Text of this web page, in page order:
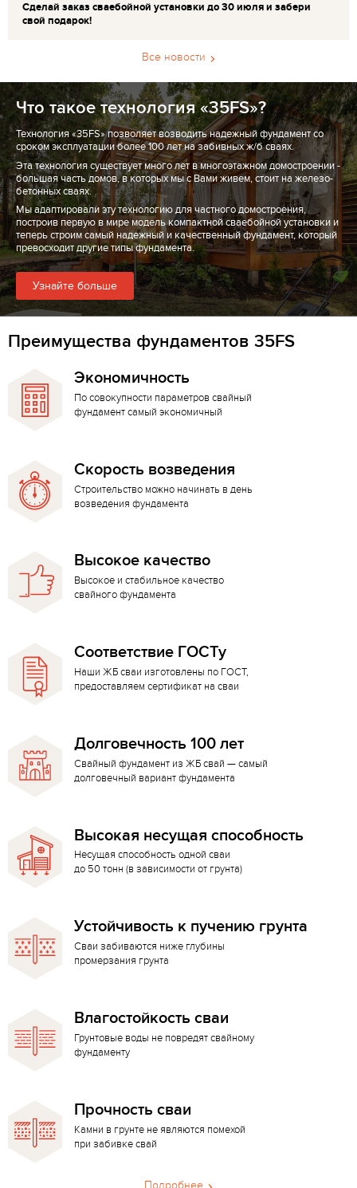
Сделай заказ сваебойной установки до 30 июля и забери
свой подарок!
Все новости
Что такое технология «35FS»?
Технология «35FS» позволяет возводить надежный фундамент со
сроком эксплуатации более 100 лет на забивных ж/б сваях.
Эта технология существует много лет в многоэтажном домостроении -
большая часть домов, в которых мы с Вами живем, стоит на железо-
бетонных сваях.
Мы адаптировали эту технологию для частного домостроения,
построив первую в мире модель компактной сваебойной установки и
теперь строим самый надежный и качественный фундамент, который
превосходит другие типы фундамента.
Узнайте больше
Преимущества фундаментов 35FS
Экономичность
По совокупности параметров свайный
фундамент самый экономичный
Скорость возведения
Строительство можно начинать в день
возведения фундамента
Высокое качество
Высокое и стабильное качество
свайного фундамента
Соответствие ГОСТу
Наши ЖБ сваи изготовлены по ГОСТ,
предоставляем сертификат на сваи
Долговечность 100 лет
Свайный фундамент из ЖБ свай — самый
долговечный вариант фундамента
Высокая несущая способность
Несущая способность одной сваи
до 50 тонн (в зависимости от грунта)
Устойчивость к пучению грунта
Сваи забиваются ниже глубины
промерзания грунта
Влагостойкость сваи
Грунтовые воды не повредят свайному
фундаменту
Прочность сваи
Камни в грунте не являются помехой
при забивке свай
Подробнее